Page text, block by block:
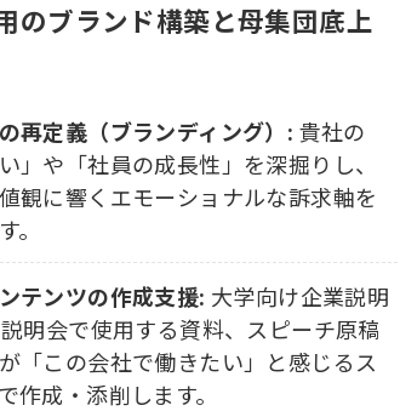
のブランド構築と母集団底上
再定義（ブランディング）: 貴社の
」や「社員の成長性」を深掘りし、
観に響くエモーショナルな訴求軸を
。
テンツの作成支援: 大学向け企業説明
明会で使用する資料、スピーチ原稿
「この会社で働きたい」と感じるス
作成・添削します。